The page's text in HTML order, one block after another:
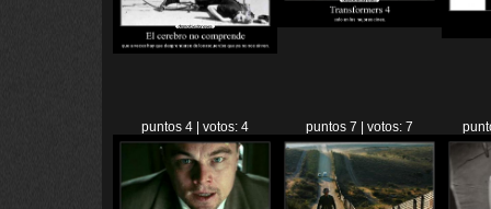
puntos 4 | votos: 4 puntos 7 | votos: 7